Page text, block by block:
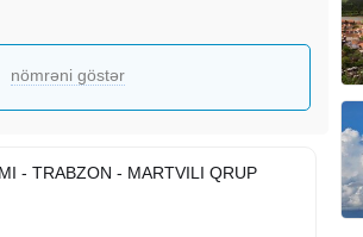
nömrəni göstər
- TRABZON - MARTVILI QRUP